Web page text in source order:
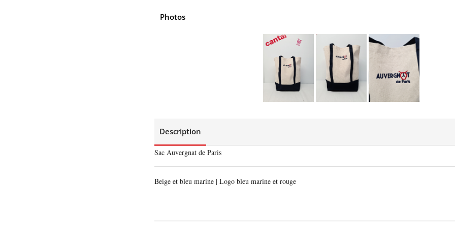
Photos
Description
Sac Auvergnat de Paris
Beige et bleu marine | Logo bleu marine et rouge